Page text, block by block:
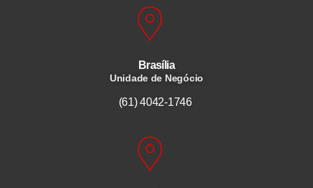
Brasília
Unidade de Negócio
(61) 4042-1746